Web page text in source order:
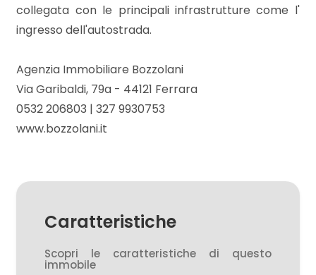
collegata con le principali infrastrutture come l'
ingresso dell'autostrada.
Agenzia Immobiliare Bozzolani
Via Garibaldi, 79a - 44121 Ferrara
0532 206803 | 327 9930753
www.bozzolani.it
Caratteristiche
Scopri le caratteristiche di questo
immobile
3
4
5
minimi
Qualsiasi